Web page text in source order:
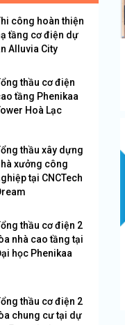
công hoàn thiện
tầng cơ điện dự
Alluvia City
thầu cơ điện
tầng Phenikaa
Hoà Lạc
thầu xây dựng
xưởng công
tại CNCTech
thầu cơ điện 2
nhà cao tầng tại
học Phenikaa
thầu cơ điện 2
chung cư tại dự